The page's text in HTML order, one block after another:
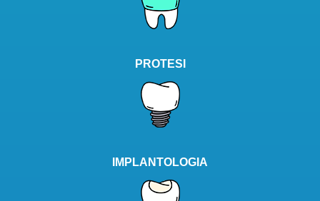
PROTESI
IMPLANTOLOGIA